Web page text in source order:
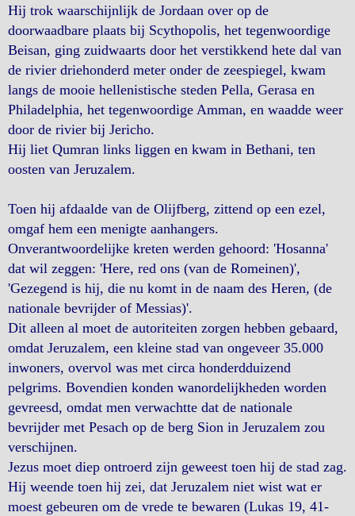
Hij trok waarschijnlijk de Jordaan over op de
doorwaadbare plaats bij Scythopolis, het tegenwoordige
Beisan, ging zuidwaarts door het verstikkend hete dal van
de rivier driehonderd meter onder de zeespiegel, kwam
langs de mooie hellenistische steden Pella, Gerasa en
Philadelphia, het tegenwoordige Amman, en waadde weer
door de rivier bij Jericho.
Hij liet Qumran links liggen en kwam in Bethani, ten
oosten van Jeruzalem.
Toen hij afdaalde van de Olijfberg, zittend op een ezel,
omgaf hem een menigte aanhangers.
Onverantwoordelijke kreten werden gehoord: 'Hosanna'
dat wil zeggen: 'Here, red ons (van de Romeinen)',
'Gezegend is hij, die nu komt in de naam des Heren, (de
nationale bevrijder of Messias)'.
Dit alleen al moet de autoriteiten zorgen hebben gebaard,
omdat Jeruzalem, een kleine stad van ongeveer 35.000
inwoners, overvol was met circa honderdduizend
pelgrims. Bovendien konden wanordelijkheden worden
gevreesd, omdat men verwachtte dat de nationale
bevrijder met Pesach op de berg Sion in Jeruzalem zou
verschijnen.
Jezus moet diep ontroerd zijn geweest toen hij de stad zag.
Hij weende toen hij zei, dat Jeruzalem niet wist wat er
moest gebeuren om de vrede te bewaren (Lukas 19, 41-